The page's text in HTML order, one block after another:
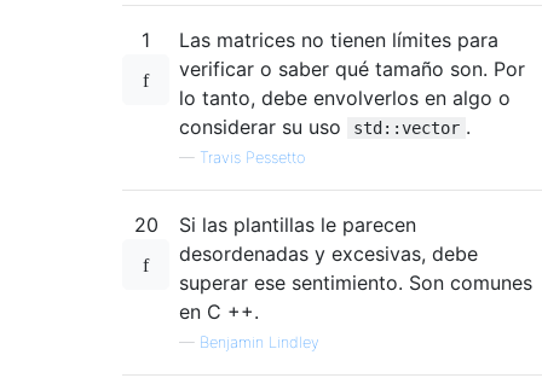
1
Las matrices no tienen límites para
verificar o saber qué tamaño son. Por
lo tanto, debe envolverlos en algo o
considerar su uso
std::vector .
— Travis Pessetto
20
Si las plantillas le parecen
desordenadas y excesivas, debe
superar ese sentimiento. Son comunes
en C ++.
— Benjamin Lindley